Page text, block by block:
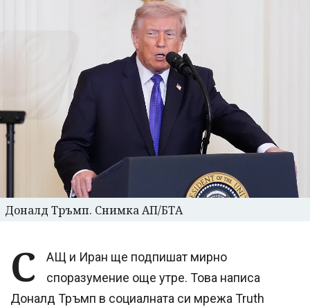
Доналд Тръмп. Снимка АП/БТА
С
АЩ и Иран ще подпишат мирно
споразумение още утре. Това написа
Доналд Тръмп в социалната си мрежа Truth